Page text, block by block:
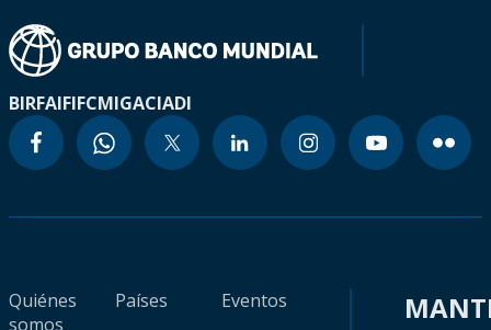
BIRFAIFIFCMIGACIADI
Quiénes
somos
Países
Eventos